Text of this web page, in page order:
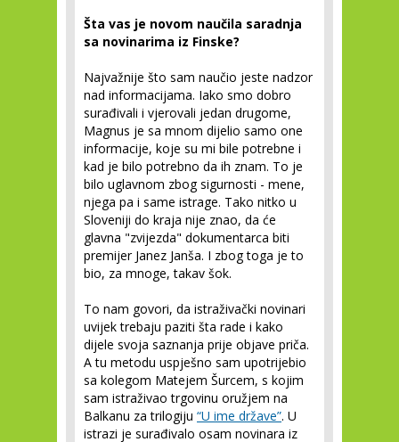
Šta vas je novom naučila saradnja
sa novinarima iz Finske?
Najvažnije što sam naučio jeste nadzor
nad informacijama. Iako smo dobro
surađivali i vjerovali jedan drugome,
Magnus je sa mnom dijelio samo one
informacije, koje su mi bile potrebne i
kad je bilo potrebno da ih znam. To je
bilo uglavnom zbog sigurnosti - mene,
njega pa i same istrage. Tako nitko u
Sloveniji do kraja nije znao, da će
glavna "zvijezda" dokumentarca biti
premijer Janez Janša. I zbog toga je to
bio, za mnoge, takav šok.
To nam govori, da istraživački novinari
uvijek trebaju paziti šta rade i kako
dijele svoja saznanja prije objave priča.
A tu metodu uspješno sam upotrijebio
sa kolegom Matejem Šurcem, s kojim
sam istraživao trgovinu oružjem na
Balkanu za trilogiju “U ime države”. U
istrazi je surađivalo osam novinara iz